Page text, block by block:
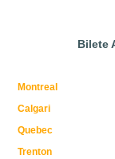
Bilete
Montreal
Calgari
Quebec
Trenton